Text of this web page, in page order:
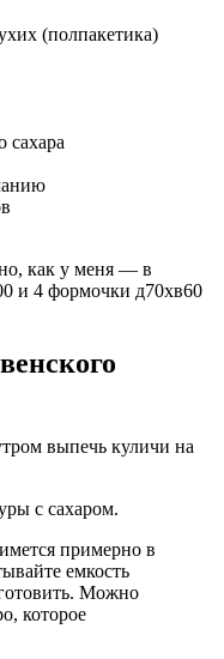
(полпакетика)
сахара
как у меня — в
и 4 формочки д70хв60
выпечь куличи на
с сахаром.
примерно в
емкость
Можно
которое